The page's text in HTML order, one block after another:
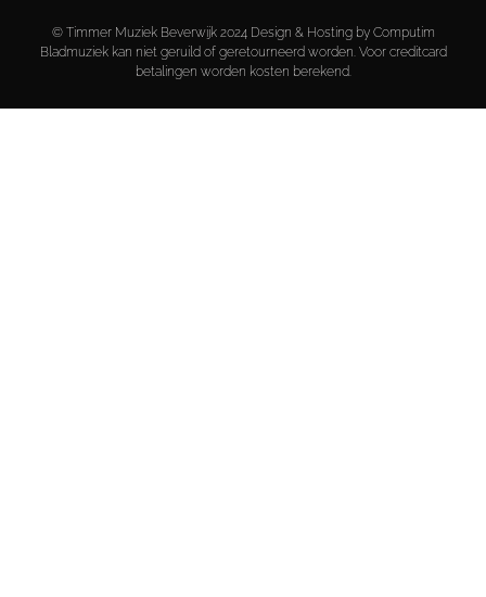
© Timmer Muziek Beverwijk 2024 Design & Hosting by Computim
Bladmuziek kan niet geruild of geretourneerd worden. Voor creditcard
betalingen worden kosten berekend.